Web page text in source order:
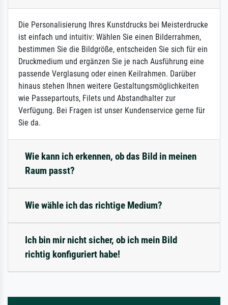
Die Personalisierung Ihres Kunstdrucks bei Meisterdrucke
ist einfach und intuitiv: Wählen Sie einen Bilderrahmen,
bestimmen Sie die Bildgröße, entscheiden Sie sich für ein
Druckmedium und ergänzen Sie je nach Ausführung eine
passende Verglasung oder einen Keilrahmen. Darüber
hinaus stehen Ihnen weitere Gestaltungsmöglichkeiten
wie Passepartouts, Filets und Abstandhalter zur
Verfügung. Bei Fragen ist unser Kundenservice gerne für
Sie da.
Wie kann ich erkennen, ob das Bild in meinen
Raum passt?
Wie wähle ich das richtige Medium?
Ich bin mir nicht sicher, ob ich mein Bild
richtig konfiguriert habe!